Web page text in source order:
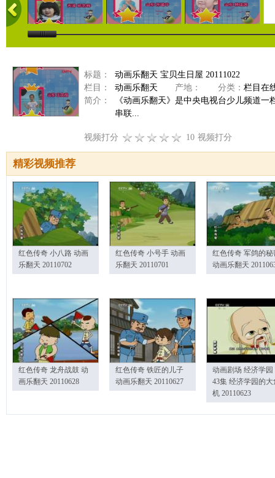
标题：
动画乐翻天 宝贝生日屋 20111022
栏目：
动画乐翻天 产地： 分类： 栏目在
简介：
《动画乐翻天》是中央电视台少儿频道
串联...
视频打分 10 视频打分
精彩视频推荐
红色传奇 小八路 动画
乐翻天 20110702
红色传奇 小号手 动画
乐翻天 20110701
红色传奇 军鸽的秘
动画乐翻天
红色传奇 龙舟战鼓 动
画乐翻天 20110628
红色传奇 铁匠的儿子
动画乐翻天 20110627
动画剧场 经济学园
43集 经济学园的大
机 20110623